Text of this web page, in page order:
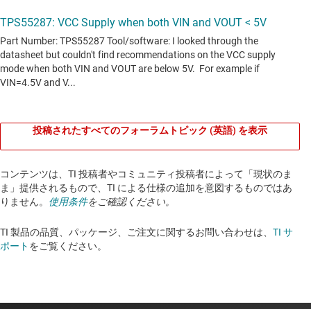
投稿されたすべてのフォーラムトピック (英語) を表示
コンテンツは、TI 投稿者やコミュニティ投稿者によって「現状のま
ま」提供されるもので、TI による仕様の追加を意図するものではあ
りません。 使用条件をご確認ください。
TI 製品の品質、パッケージ、ご注文に関するお問い合わせは、 TI サ
ポート をご覧ください。​​​​​​​​​​​​​​